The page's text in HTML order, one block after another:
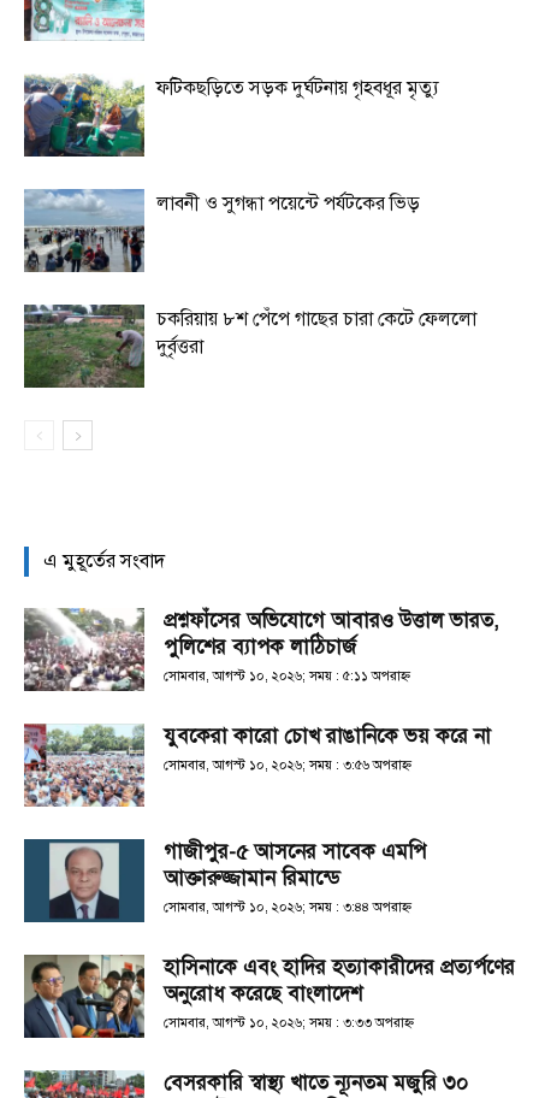
ফটিকছড়িতে সড়ক দুর্ঘটনায় গৃহবধূর মৃত্যু
লাবনী ও সুগন্ধা পয়েন্টে পর্যটকের ভিড়
চকরিয়ায় ৮শ পেঁপে গাছের চারা কেটে ফেললো
দুর্বৃত্তরা
এ মুহূর্তের সংবাদ
প্রশ্নফাঁসের অভিযোগে আবারও উত্তাল ভারত,
পুলিশের ব্যাপক লাঠিচার্জ
সোমবার, আগস্ট ১০, ২০২৬; সময় : ৫:১১ অপরাহ্ণ
যুবকেরা কারো চোখ রাঙানিকে ভয় করে না
সোমবার, আগস্ট ১০, ২০২৬; সময় : ৩:৫৬ অপরাহ্ণ
গাজীপুর-৫ আসনের সাবেক এমপি
আক্তারুজ্জামান রিমান্ডে
সোমবার, আগস্ট ১০, ২০২৬; সময় : ৩:৪৪ অপরাহ্ণ
হাসিনাকে এবং হা‌দির হত্যাকারীদের প্রত্যর্পণের
অনুরোধ করেছে বাংলাদেশ
সোমবার, আগস্ট ১০, ২০২৬; সময় : ৩:৩৩ অপরাহ্ণ
বেসরকারি স্বাস্থ্য খাতে ন্যূনতম মজুরি ৩০